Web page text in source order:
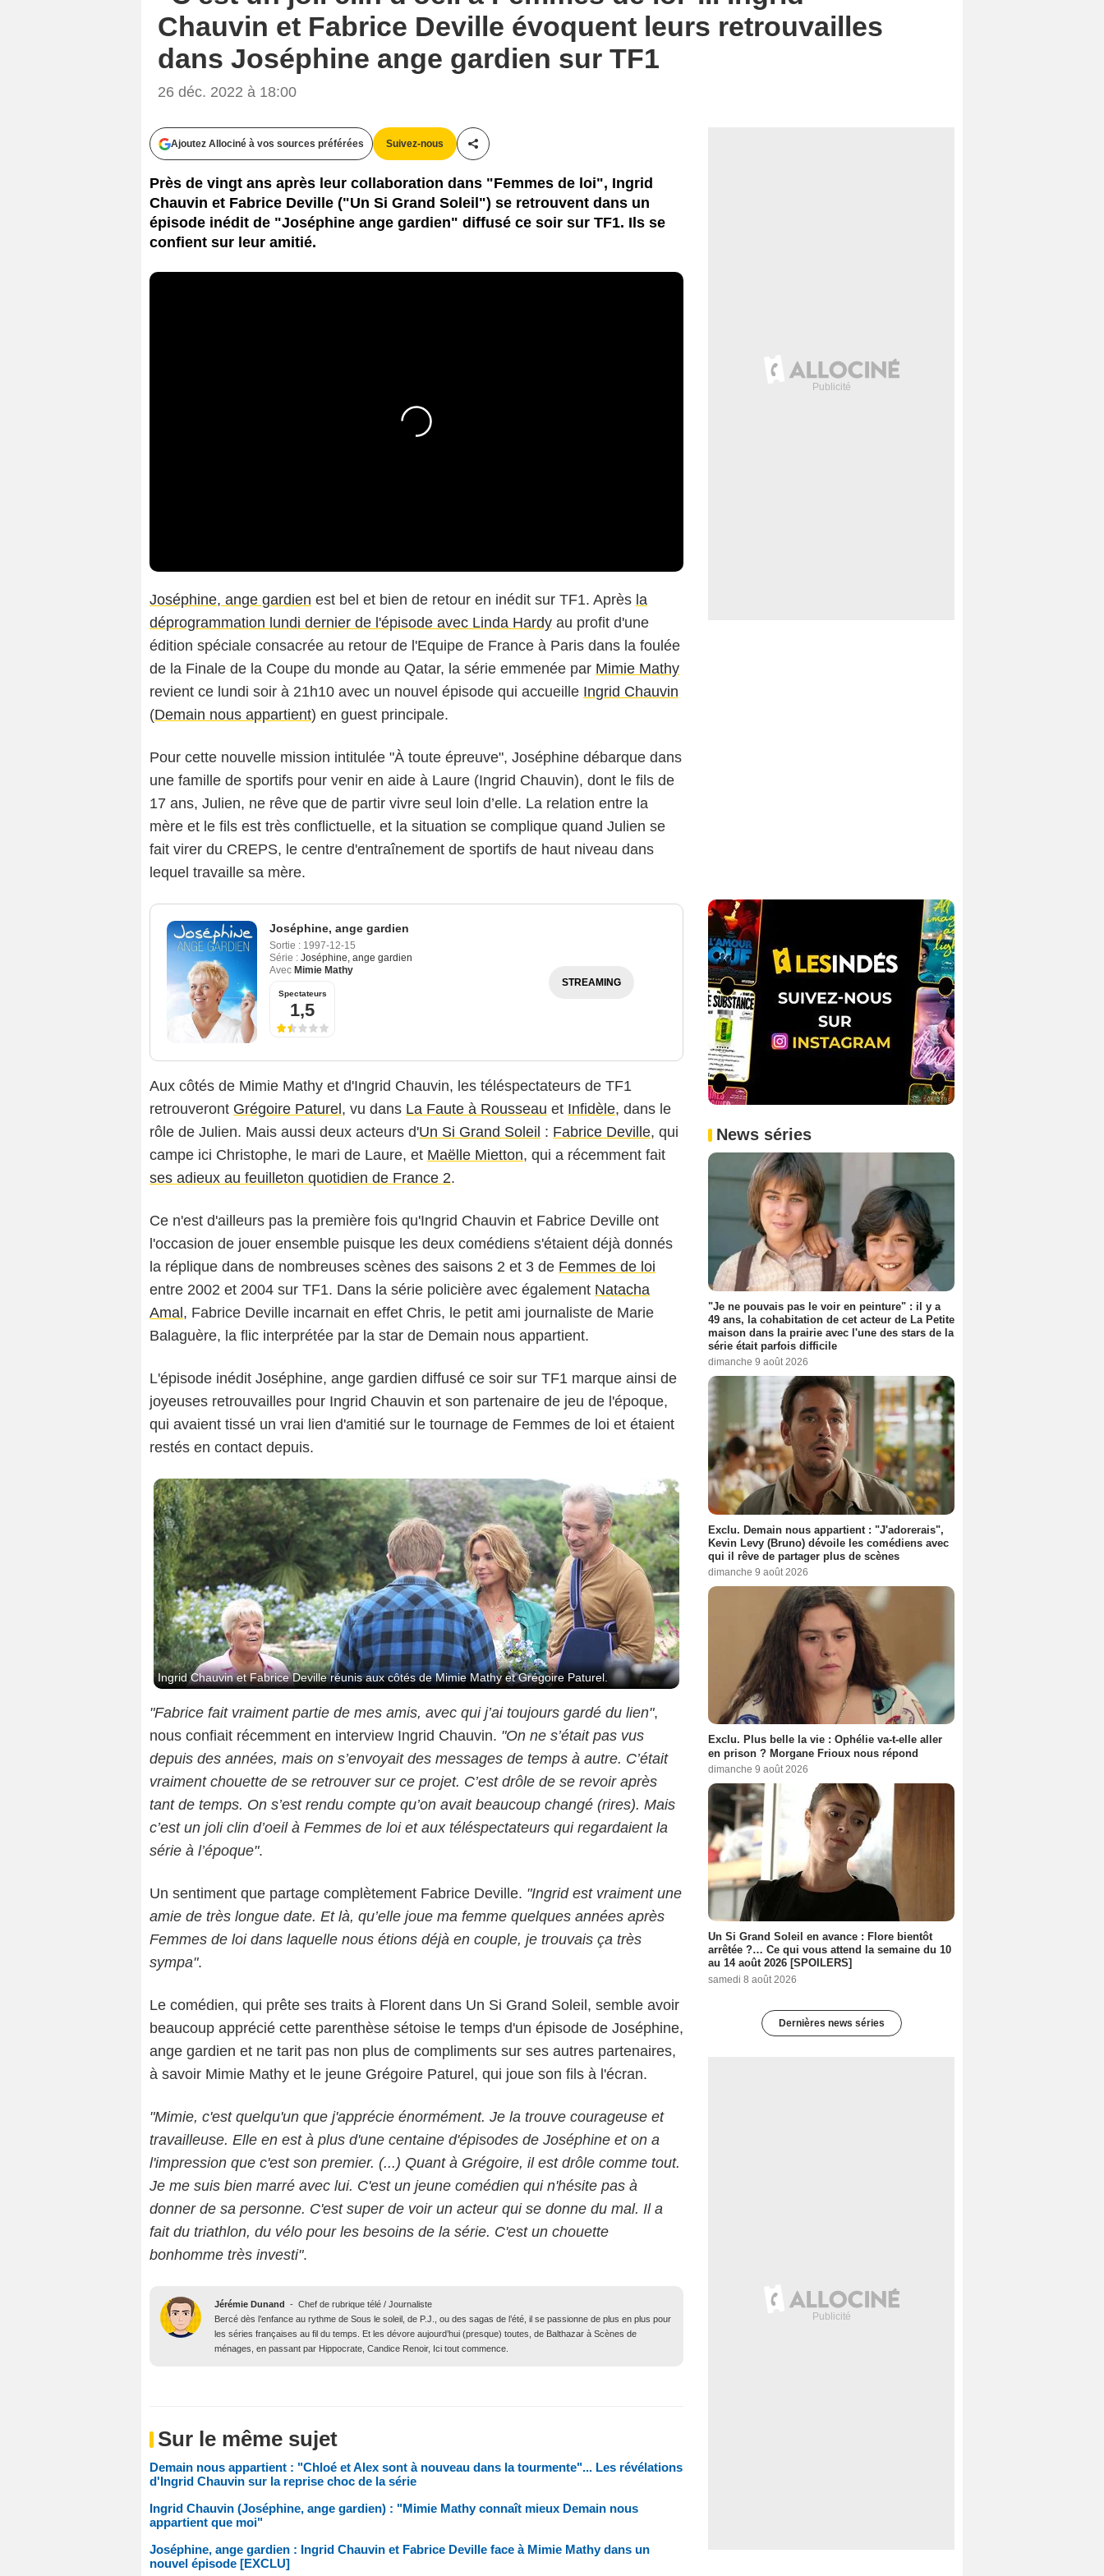
Chauvin et Fabrice Deville évoquent leurs retrouvailles
dans Joséphine ange gardien sur TF1
26 déc. 2022 à 18:00
Ajoutez Allociné à vos sources préférées Suivez-nous
Partager cet article
Près de vingt ans après leur collaboration dans "Femmes de loi", Ingrid
Chauvin et Fabrice Deville ("Un Si Grand Soleil") se retrouvent dans un
épisode inédit de "Joséphine ange gardien" diffusé ce soir sur TF1. Ils se
confient sur leur amitié.
Joséphine, ange gardien est bel et bien de retour en inédit sur TF1. Après la
déprogrammation lundi dernier de l'épisode avec Linda Hardy au profit d'une
édition spéciale consacrée au retour de l'Equipe de France à Paris dans la foulée
de la Finale de la Coupe du monde au Qatar, la série emmenée par Mimie Mathy
revient ce lundi soir à 21h10 avec un nouvel épisode qui accueille Ingrid Chauvin
(Demain nous appartient) en guest principale.
Pour cette nouvelle mission intitulée "À toute épreuve", Joséphine débarque dans
une famille de sportifs pour venir en aide à Laure (Ingrid Chauvin), dont le fils de
17 ans, Julien, ne rêve que de partir vivre seul loin d’elle. La relation entre la
mère et le fils est très conflictuelle, et la situation se complique quand Julien se
fait virer du CREPS, le centre d'entraînement de sportifs de haut niveau dans
lequel travaille sa mère.
Joséphine, ange gardien
Sortie : 1997-12-15
Série : Joséphine, ange gardien
Avec Mimie Mathy
Spectateurs
1,5
STREAMING
Aux côtés de Mimie Mathy et d'Ingrid Chauvin, les téléspectateurs de TF1
retrouveront Grégoire Paturel , vu dans La Faute à Rousseau et Infidèle, dans le
rôle de Julien. Mais aussi deux acteurs d'Un Si Grand Soleil : Fabrice Deville, qui
campe ici Christophe, le mari de Laure, et Maëlle Mietton, qui a récemment fait
ses adieux au feuilleton quotidien de France 2.
Ce n'est d'ailleurs pas la première fois qu'Ingrid Chauvin et Fabrice Deville ont
l'occasion de jouer ensemble puisque les deux comédiens s'étaient déjà donnés
la réplique dans de nombreuses scènes des saisons 2 et 3 de Femmes de loi
entre 2002 et 2004 sur TF1. Dans la série policière avec également Natacha
Amal , Fabrice Deville incarnait en effet Chris, le petit ami journaliste de Marie
Balaguère, la flic interprétée par la star de Demain nous appartient.
L'épisode inédit Joséphine, ange gardien diffusé ce soir sur TF1 marque ainsi de
joyeuses retrouvailles pour Ingrid Chauvin et son partenaire de jeu de l'époque,
qui avaient tissé un vrai lien d'amitié sur le tournage de Femmes de loi et étaient
restés en contact depuis.
Ingrid Chauvin et Fabrice Deville réunis aux côtés de Mimie Mathy et Grégoire Paturel.
"Fabrice fait vraiment partie de mes amis, avec qui j’ai toujours gardé du lien",
nous confiait récemment en interview Ingrid Chauvin. "On ne s’était pas vus
depuis des années, mais on s’envoyait des messages de temps à autre. C’était
vraiment chouette de se retrouver sur ce projet. C’est drôle de se revoir après
tant de temps. On s’est rendu compte qu’on avait beaucoup changé (rires). Mais
c’est un joli clin d’oeil à Femmes de loi et aux téléspectateurs qui regardaient la
série à l’époque".
Un sentiment que partage complètement Fabrice Deville. "Ingrid est vraiment une
amie de très longue date. Et là, qu’elle joue ma femme quelques années après
Femmes de loi dans laquelle nous étions déjà en couple, je trouvais ça très
sympa".
Le comédien, qui prête ses traits à Florent dans Un Si Grand Soleil, semble avoir
beaucoup apprécié cette parenthèse sétoise le temps d'un épisode de Joséphine,
ange gardien et ne tarit pas non plus de compliments sur ses autres partenaires,
à savoir Mimie Mathy et le jeune Grégoire Paturel, qui joue son fils à l'écran.
"Mimie, c'est quelqu'un que j'apprécie énormément. Je la trouve courageuse et
travailleuse. Elle en est à plus d'une centaine d'épisodes de Joséphine et on a
l'impression que c'est son premier. (...) Quant à Grégoire, il est drôle comme tout.
Je me suis bien marré avec lui. C'est un jeune comédien qui n'hésite pas à
donner de sa personne. C'est super de voir un acteur qui se donne du mal. Il a
fait du triathlon, du vélo pour les besoins de la série. C'est un chouette
bonhomme très investi".
Jérémie Dunand - Chef de rubrique télé / Journaliste
Bercé dès l’enfance au rythme de Sous le soleil, de P.J., ou des sagas de l’été, il se passionne de plus en plus pour
les séries françaises au fil du temps. Et les dévore aujourd’hui (presque) toutes, de Balthazar à Scènes de
ménages, en passant par Hippocrate, Candice Renoir, Ici tout commence.
Sur le même sujet
Demain nous appartient : "Chloé et Alex sont à nouveau dans la tourmente"... Les révélations
d'Ingrid Chauvin sur la reprise choc de la série
Ingrid Chauvin (Joséphine, ange gardien) : "Mimie Mathy connaît mieux Demain nous
appartient que moi"
Joséphine, ange gardien : Ingrid Chauvin et Fabrice Deville face à Mimie Mathy dans un
nouvel épisode [EXCLU]
News séries
"Je ne pouvais pas le voir en peinture" : il y a
49 ans, la cohabitation de cet acteur de La Petite
maison dans la prairie avec l'une des stars de la
série était parfois difficile
dimanche 9 août 2026
Exclu. Demain nous appartient : "J'adorerais",
Kevin Levy (Bruno) dévoile les comédiens avec
qui il rêve de partager plus de scènes
dimanche 9 août 2026
Exclu. Plus belle la vie : Ophélie va-t-elle aller
en prison ? Morgane Frioux nous répond
dimanche 9 août 2026
Un Si Grand Soleil en avance : Flore bientôt
arrêtée ?… Ce qui vous attend la semaine du 10
au 14 août 2026 [SPOILERS]
samedi 8 août 2026
Dernières news séries